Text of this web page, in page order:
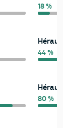
18 %
Hérault
44 %
Hérault
80 %